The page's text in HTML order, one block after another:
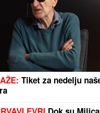
Dragan Stanković napravio
iznenađenje za verenicu!
uslikala i pohvalila se